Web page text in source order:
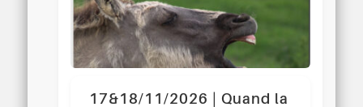
17&18/11/2026 | Quand la